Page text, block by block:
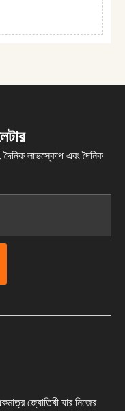
দৈনিক লাভস্কোপ এবং দৈনিক
জ্যোতিষী যার নিজের